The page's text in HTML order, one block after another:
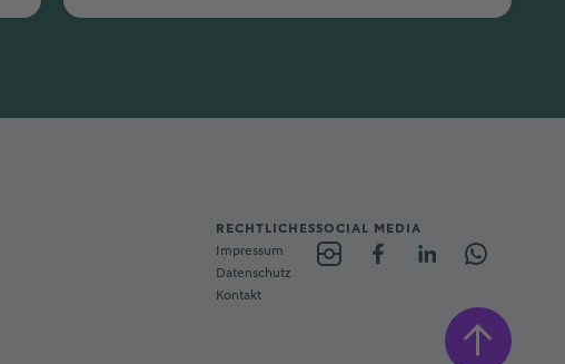
RECHTLICHES
Impressum
Datenschutz
Kontakt
SOCIAL MEDIA